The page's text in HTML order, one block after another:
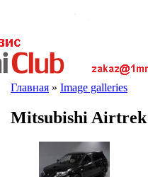
Главная » Image galleries
Mitsubishi Airtrek